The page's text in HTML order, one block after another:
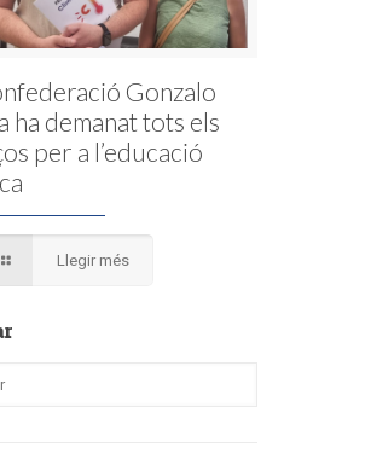
Gonzalo
ha demanat tots els
per a l’educació
Llegir més